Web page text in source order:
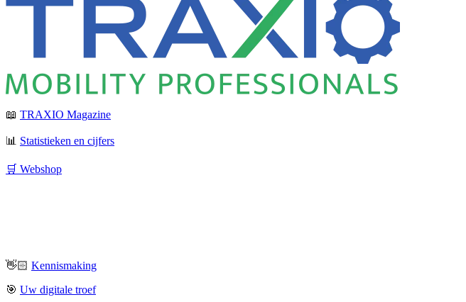
📖 TRAXIO Magazine
📊 Statistieken en cijfers
🛒 Webshop
👋🏻 Kennismaking
🎯 Uw digitale troef